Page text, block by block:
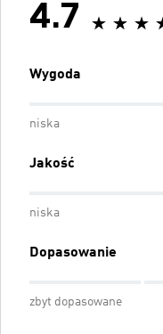
4.7
Wygoda
niska
Jakość
niska
Dopasowanie
zbyt dopasowane